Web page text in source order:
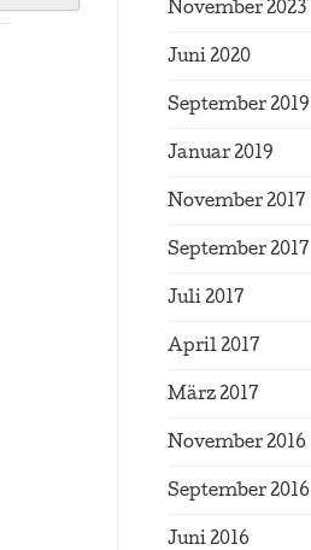
November 2023
Juni 2020
September 2019
Januar 2019
November 2017
September 2017
Juli 2017
April 2017
März 2017
November 2016
September 2016
Juni 2016